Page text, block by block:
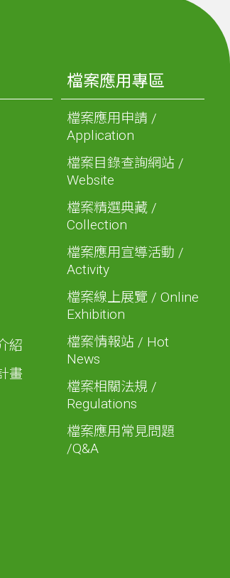
紹
畫
檔案應用專區
檔案應用申請 /
Application
檔案目錄查詢網站 /
Website
檔案精選典藏 /
Collection
檔案應用宣導活動 /
Activity
檔案線上展覽 / Online
Exhibition
檔案情報站 / Hot
News
檔案相關法規 /
Regulations
檔案應用常見問題
/Q&A